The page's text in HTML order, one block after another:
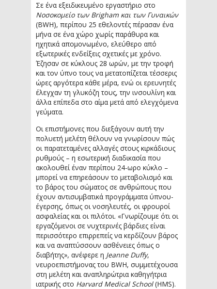
Σε ένα εξειδικευμένο εργαστήριο στο
Νοσοκομείο των Brigham και των Γυναικών
(BWH), περίπου 25 εθελοντές πέρασαν ένα
μήνα σε ένα χώρο χωρίς παράθυρα και
ηχητικά απομονωμένο, ελεύθερο από
εξωτερικές ενδείξεις σχετικές με χρόνο.
Έζησαν σε κύκλους 28 ωρών, με την τροφή
και τον ύπνο τους να μετατοπίζεται τέσσερις
ώρες αργότερα κάθε μέρα, ενώ οι ερευνητές
έλεγχαν τη γλυκόζη τους, την ινσουλίνη και
άλλα επίπεδα στο αίμα μετά από ελεγχόμενα
γεύματα.
Οι επιστήμονες που διεξάγουν αυτή την
πολυετή μελέτη θέλουν να γνωρίσουν πώς
οι παρατεταμένες αλλαγές στους κιρκάδιους
ρυθμούς – η εσωτερική διαδικασία που
ακολουθεί έναν περίπου 24-ωρο κύκλο –
μπορεί να επηρεάσουν το μεταβολισμό και
το βάρος του σώματος σε ανθρώπους που
έχουν αντισυμβατικά προγράμματα ύπνου-
έγερσης, όπως οι νοσηλευτές, οι φρουροί
ασφαλείας και οι πιλότοι. «Γνωρίζουμε ότι οι
εργαζόμενοι σε νυχτερινές βάρδιες είναι
περισσότερο επιρρεπείς να κερδίζουν βάρος
και να αναπτύσσουν ασθένειες όπως ο
διαβήτης», ανέφερε η Jeanne Duffy,
νευροεπιστήμονας του BWH, συμμετέχουσα
στη μελέτη και αναπληρώτρια καθηγήτρια
ιατρικής στο Harvard Medical School(HMS).